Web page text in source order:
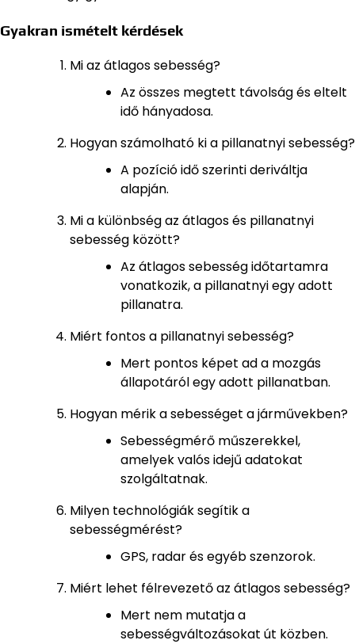
Gyakran ismételt kérdések
Mi az átlagos sebesség?
Az összes megtett távolság és eltelt
idő hányadosa.
Hogyan számolható ki a pillanatnyi sebesség?
A pozíció idő szerinti deriváltja
alapján.
Mi a különbség az átlagos és pillanatnyi
sebesség között?
Az átlagos sebesség időtartamra
vonatkozik, a pillanatnyi egy adott
pillanatra.
Miért fontos a pillanatnyi sebesség?
Mert pontos képet ad a mozgás
állapotáról egy adott pillanatban.
Hogyan mérik a sebességet a járművekben?
Sebességmérő műszerekkel,
amelyek valós idejű adatokat
szolgáltatnak.
Milyen technológiák segítik a
sebességmérést?
GPS, radar és egyéb szenzorok.
Miért lehet félrevezető az átlagos sebesség?
Mert nem mutatja a
sebességváltozásokat út közben.